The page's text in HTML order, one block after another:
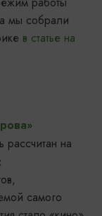
мы собрали
в статье на
рассчитан на
самого